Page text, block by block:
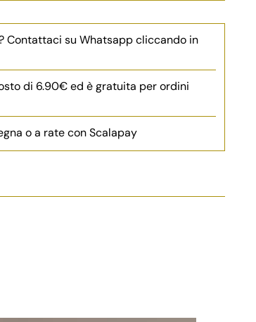
Contattaci su Whatsapp cliccando in
di 6.90€ ed è gratuita per ordini
o a rate con Scalapay